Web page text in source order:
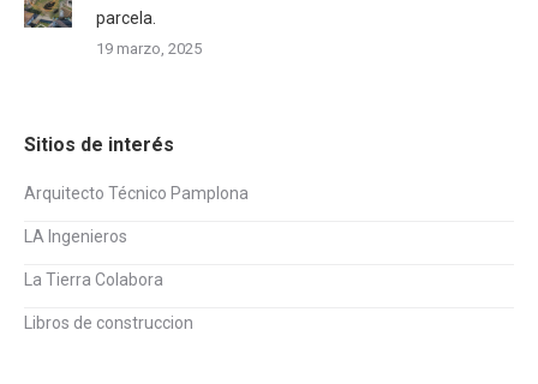
parcela.
19 marzo, 2025
Sitios de interés
Arquitecto Técnico Pamplona
LA Ingenieros
La Tierra Colabora
Libros de construccion